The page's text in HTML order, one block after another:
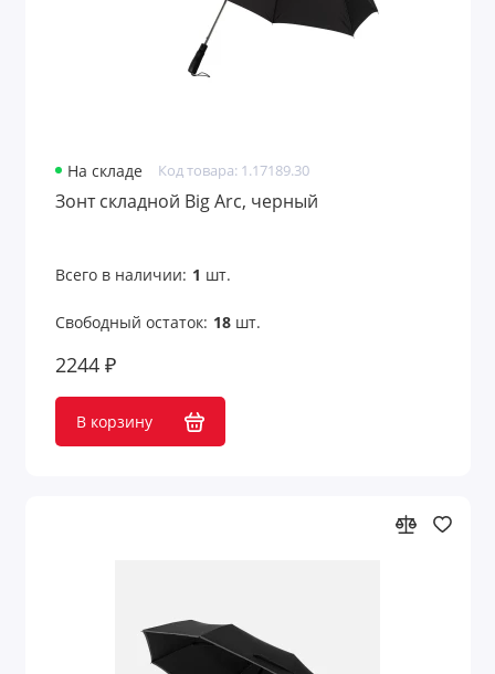
Сладости и орехи
Снеки, орехи, сухофрукты
Солнцезащитные экраны
Средства для ухода
Средства защиты
Сувениры к 23 февраля
Товары для лета
На складе Код товара: 1.17189.30
Зонт складной Big Arc, черный
Всего в наличии: 1 шт.
Свободный остаток: 18шт.
2244 ₽
В корзину